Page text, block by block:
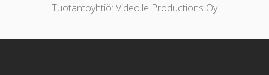
Tuotantoyhtiö: Videolle Productions Oy